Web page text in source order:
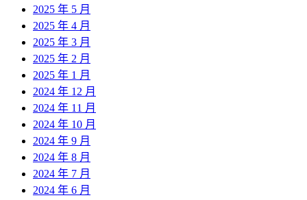
2025 年 5 月
2025 年 4 月
2025 年 3 月
2025 年 2 月
2025 年 1 月
2024 年 12 月
2024 年 11 月
2024 年 10 月
2024 年 9 月
2024 年 8 月
2024 年 7 月
2024 年 6 月